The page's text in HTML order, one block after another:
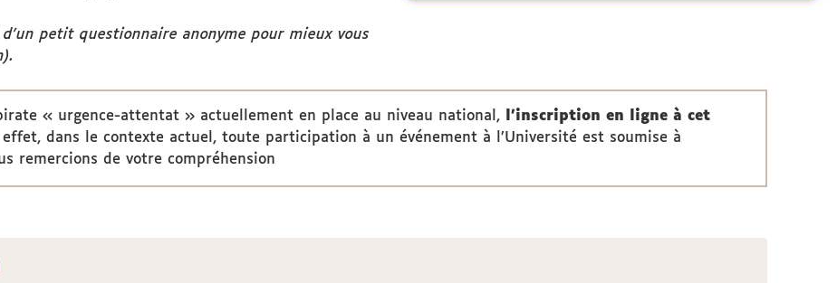
petit questionnaire anonyme pour mieux vous
« urgence-attentat » actuellement en place au niveau national, l’inscription en ligne à cet
effet, dans le contexte actuel, toute participation à un événement à l’Université est soumise à
remercions de votre compréhension